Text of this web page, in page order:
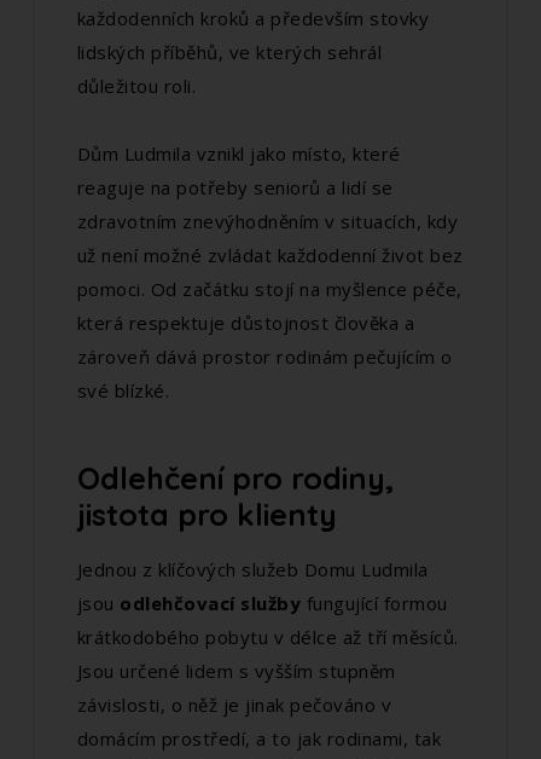
každodenních kroků a především stovky
lidských příběhů, ve kterých sehrál
důležitou roli.
Dům Ludmila vznikl jako místo, které
reaguje na potřeby seniorů a lidí se
zdravotním znevýhodněním v situacích, kdy
už není možné zvládat každodenní život bez
pomoci. Od začátku stojí na myšlence péče,
která respektuje důstojnost člověka a
zároveň dává prostor rodinám pečujícím o
své blízké.
Odlehčení pro rodiny,
jistota pro klienty
Jednou z klíčových služeb Domu Ludmila
jsou odlehčovací služby fungující formou
krátkodobého pobytu v délce až tří měsíců.
Jsou určené lidem s vyšším stupněm
závislosti, o něž je jinak pečováno v
domácím prostředí, a to jak rodinami, tak